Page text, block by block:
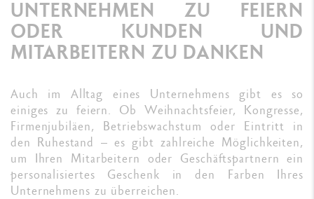
UNTERNEHMEN ZU FEIERN
ODER KUNDEN UND
MITARBEITERN ZU DANKEN
Auch im Alltag eines Unternehmens gibt es so
einiges zu feiern. Ob Weihnachtsfeier, Kongresse,
Firmenjubiläen, Betriebswachstum oder Eintritt in
den Ruhestand – es gibt zahlreiche Möglichkeiten,
um Ihren Mitarbeitern oder Geschäftspartnern ein
personalisiertes Geschenk in den Farben Ihres
Unternehmens zu überreichen.